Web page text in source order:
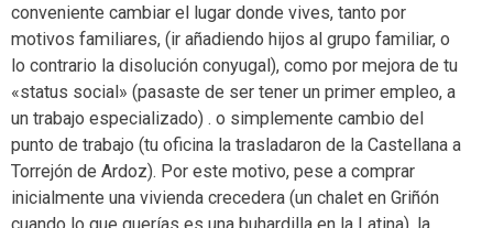
conveniente cambiar el lugar donde vives, tanto por
motivos familiares, (ir añadiendo hijos al grupo familiar, o
lo contrario la disolución conyugal), como por mejora de tu
«status social» (pasaste de ser tener un primer empleo, a
un trabajo especializado) . o simplemente cambio del
punto de trabajo (tu oficina la trasladaron de la Castellana a
Torrejón de Ardoz). Por este motivo, pese a comprar
inicialmente una vivienda crecedera (un chalet en Griñón
cuando lo que querías es una buhardilla en la Latina), la